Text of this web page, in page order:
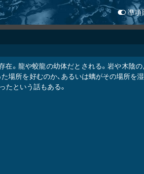
凖項
。龍や蛟龍の幼体だとされる。岩や木陰
場所を好むのか、あるいは螭がその場所を
という話もある。